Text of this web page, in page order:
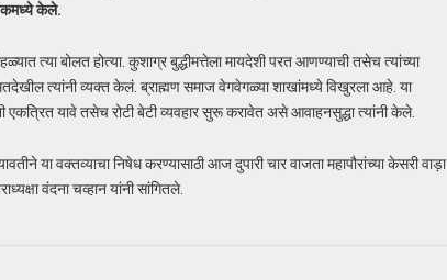
केले.
त्या बोलत होत्या. कुशाग्र बुद्धीमत्तेला मायदेशी परत आणण्याची तसेच त्यांच्या
त्यांनी व्यक्त केलं. ब्राह्मण समाज वेगवेगळ्या शाखांमध्ये विखुरला आहे. या
यावे तसेच रोटी बेटी व्यवहार सुरू करावेत असे आवाहनसुद्धा त्यांनी केले.
या वक्तव्याचा निषेध करण्यासाठी आज दुपारी चार वाजता महापौरांच्या केसरी वाड़ा
वंदना चव्हान यांनी सांगितले.